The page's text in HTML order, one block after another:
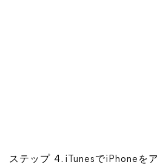
ステップ 4. iTunesでiPhoneを